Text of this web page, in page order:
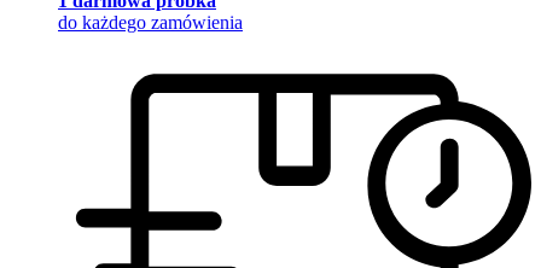
do każdego zamówienia